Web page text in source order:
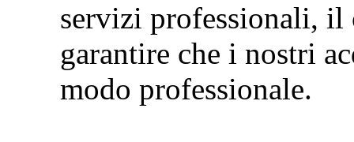
servizi professionali, il
garantire che i nostri
modo professionale.